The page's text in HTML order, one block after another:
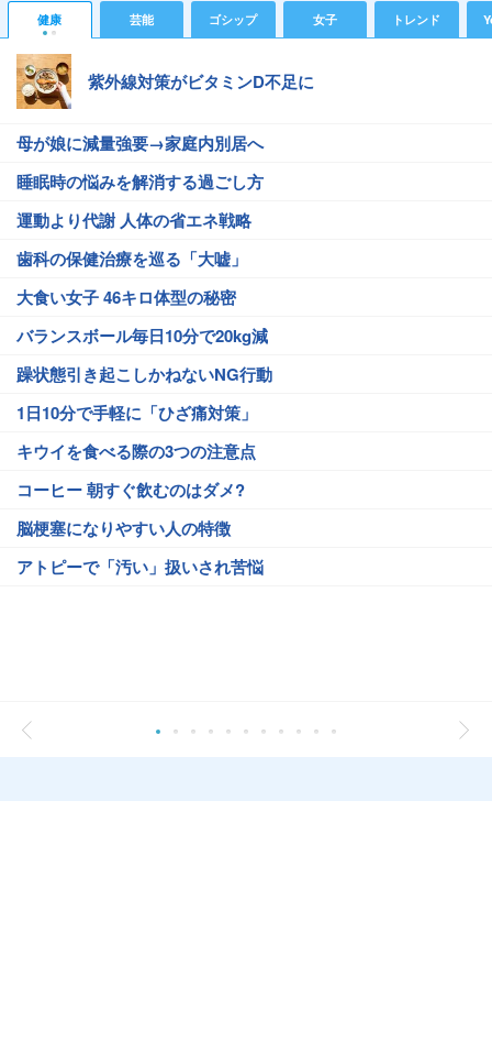
健康 芸能 ゴシップ 女子 トレンド
紫外線対策がビタミンD不足に
母が娘に減量強要→家庭内別居へ
睡眠時の悩みを解消する過ごし方
運動より代謝 人体の省エネ戦略
歯科の保健治療を巡る「大嘘」
大食い女子 46キロ体型の秘密
バランスボール毎日10分で20kg減
躁状態引き起こしかねないNG行動
1日10分で手軽に「ひざ痛対策」
キウイを食べる際の3つの注意点
コーヒー 朝すぐ飲むのはダメ?
脳梗塞になりやすい人の特徴
アトピーで「汚い」扱いされ苦悩